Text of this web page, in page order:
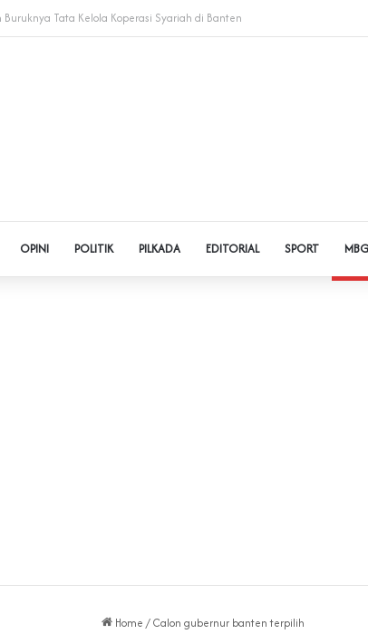
dan Pinjol, Polda Banten Gandeng SPSI Perkuat Literasi Digital
OPINI POLITIK PILKADA EDITORIAL SPORT MBG
Home / Calon gubernur banten terpilih